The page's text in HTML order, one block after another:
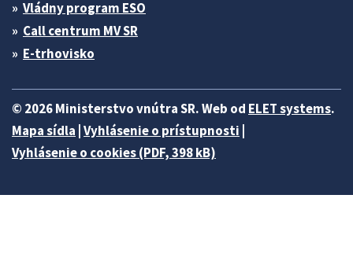
Vládny program ESO
Call centrum MV SR
E-trhovisko
© 2026 Ministerstvo vnútra SR. Web od ELET systems.
Mapa sídla Vyhlásenie o prístupnosti
Vyhlásenie o cookies (PDF, 398 kB)